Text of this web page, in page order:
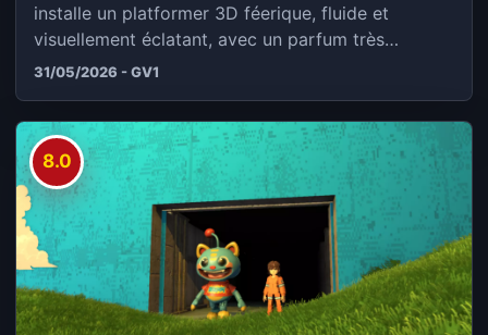
installe un platformer 3D féerique, fluide et
visuellement éclatant, avec un parfum très
marqué...
31/05/2026 - GV1
8.0